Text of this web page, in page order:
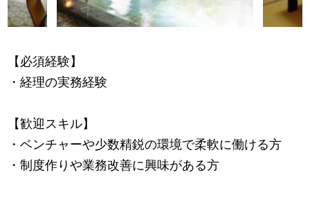
【必須経験】
・経理の実務経験
【歓迎スキル】
・ベンチャーや少数精鋭の環境で柔軟に働ける方
・制度作りや業務改善に興味がある方